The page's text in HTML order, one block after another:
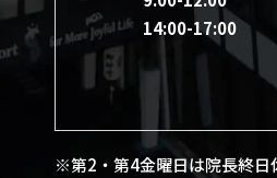
14:00-17:00
※第2・第4金曜日は院長終日